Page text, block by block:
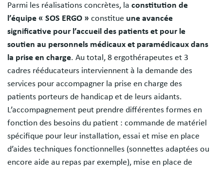
Parmi les réalisations concrètes, la constitution de
l’équipe « SOS ERGO » constitue une avancée
significative pour l’accueil des patients et pour le
soutien au personnels médicaux et paramédicaux dans
la prise en charge. Au total, 8 ergothérapeutes et 3
cadres rééducateurs interviennent à la demande des
services pour accompagner la prise en charge des
patients porteurs de handicap et de leurs aidants.
L’accompagnement peut prendre différentes formes en
fonction des besoins du patient : commande de matériel
spécifique pour leur installation, essai et mise en place
d’aides techniques fonctionnelles (sonnettes adaptées ou
encore aide au repas par exemple), mise en place de